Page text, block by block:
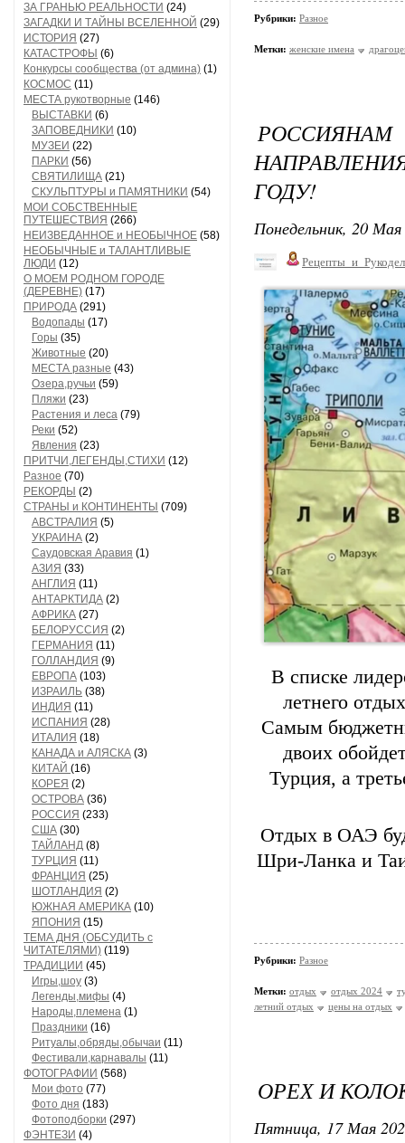
ЗА ГРАНЬЮ РЕАЛЬНОСТИ (24)
ЗАГАДКИ И ТАЙНЫ ВСЕЛЕННОЙ (29)
ИСТОРИЯ (27)
КАТАСТРОФЫ (6)
Конкурсы сообщества (от админа) (1)
КОСМОС (11)
МЕСТА рукотворные (146)
ВЫСТАВКИ (6)
ЗАПОВЕДНИКИ (10)
МУЗЕИ (22)
ПАРКИ (56)
СВЯТИЛИЩА (21)
СКУЛЬПТУРЫ и ПАМЯТНИКИ (54)
МОИ СОБСТВЕННЫЕ
ПУТЕШЕСТВИЯ (266)
НЕИЗВЕДАННОЕ и НЕОБЫЧНОЕ (58)
НЕОБЫЧНЫЕ и ТАЛАНТЛИВЫЕ
ЛЮДИ (12)
О МОЕМ РОДНОМ ГОРОДЕ
(ДЕРЕВНЕ) (17)
ПРИРОДА (291)
Водопады (17)
Горы (35)
Животные (20)
МЕСТА разные (43)
Озера,ручьи (59)
Пляжи (23)
Растения и леса (79)
Реки (52)
Явления (23)
ПРИТЧИ,ЛЕГЕНДЫ,СТИХИ (12)
Разное (70)
РЕКОРДЫ (2)
СТРАНЫ и КОНТИНЕНТЫ (709)
АВСТРАЛИЯ (5)
УКРАИНА (2)
Саудовская Аравия (1)
АЗИЯ (33)
АНГЛИЯ (11)
АНТАРКТИДА (2)
АФРИКА (27)
БЕЛОРУССИЯ (2)
ГЕРМАНИЯ (11)
ГОЛЛАНДИЯ (9)
ЕВРОПА (103)
ИЗРАИЛЬ (38)
ИНДИЯ (11)
ИСПАНИЯ (28)
ИТАЛИЯ (18)
КАНАДА и АЛЯСКА (3)
КИТАЙ (16)
КОРЕЯ (2)
ОСТРОВА (36)
РОССИЯ (233)
США (30)
ТАЙЛАНД (8)
ТУРЦИЯ (11)
ФРАНЦИЯ (25)
ШОТЛАНДИЯ (2)
ЮЖНАЯ АМЕРИКА (10)
ЯПОНИЯ (15)
ТЕМА ДНЯ (ОБСУДИТЬ с
ЧИТАТЕЛЯМИ) (119)
ТРАДИЦИИ (45)
Игры,шоу (3)
Легенды,мифы (4)
Народы,племена (1)
Праздники (16)
Ритуалы,обряды,обычаи (11)
Фестивали,карнавалы (11)
ФОТОГРАФИИ (568)
Мои фото (77)
Фото дня (183)
Фотоподборки (297)
ФЭНТЕЗИ (4)
Рубрики: Разное
Метки: женские имена
ГОДУ!
Понедельник, 20
В списке
летнего
Самым
двоих
Турция, а
Отдых в ОАЭ
Шри-Ланка и
Рубрики: Разное
Метки: отдых отдых 2024
летний отдых
цены на отдых
ОРЕХ И
Пятница, 17 Мая